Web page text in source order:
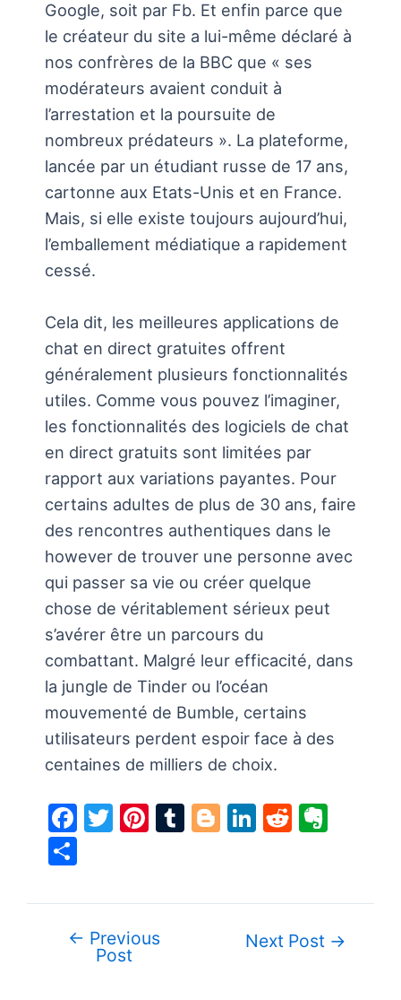
Google, soit par Fb. Et enfin parce que
le créateur du site a lui-même déclaré à
nos confrères de la BBC que « ses
modérateurs avaient conduit à
l’arrestation et la poursuite de
nombreux prédateurs ». La plateforme,
lancée par un étudiant russe de 17 ans,
cartonne aux Etats-Unis et en France.
Mais, si elle existe toujours aujourd’hui,
l’emballement médiatique a rapidement
cessé.
Cela dit, les meilleures applications de
chat en direct gratuites offrent
généralement plusieurs fonctionnalités
utiles. Comme vous pouvez l’imaginer,
les fonctionnalités des logiciels de chat
en direct gratuits sont limitées par
rapport aux variations payantes. Pour
certains adultes de plus de 30 ans, faire
des rencontres authentiques dans le
however de trouver une personne avec
qui passer sa vie ou créer quelque
chose de véritablement sérieux peut
s’avérer être un parcours du
combattant. Malgré leur efficacité, dans
la jungle de Tinder ou l’océan
mouvementé de Bumble, certains
utilisateurs perdent espoir face à des
centaines de milliers de choix.
F
e
b
T
er
Pi
e
st
T
bl
Bl
g
er
Li
e
dI
R
di
t
n
ot
ar
e
navigation
← Previous
Post
Next Post →